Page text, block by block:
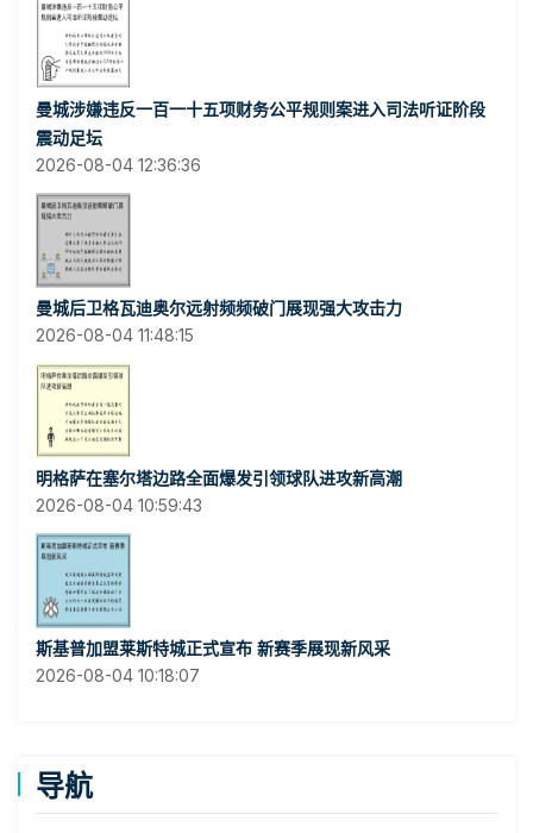
曼城涉嫌违反一百一十五项财务公平规则案进入司法听证阶段
震动足坛
2026-08-04 12:36:36
曼城后卫格瓦迪奥尔远射频频破门展现强大攻击力
2026-08-04 11:48:15
明格萨在塞尔塔边路全面爆发引领球队进攻新高潮
2026-08-04 10:59:43
斯基普加盟莱斯特城正式宣布 新赛季展现新风采
2026-08-04 10:18:07
导航